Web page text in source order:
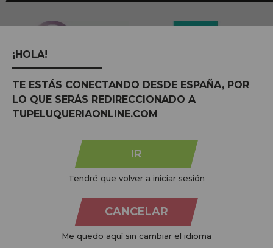
Tu Peluquería Online S.L.U.
dedicamo-nos à venda de
produtos para cabeleireiro e beleza, oferecendo uma vasta
gama ao seu alcance económico e profissional. Temos preços
+34 951 204 547
Atendimento ao cliente
¡HOLA!
TE ESTÁS CONECTANDO DESDE ESPAÑA, POR
LO QUE SERÁS REDIRECCIONADO A
TUPELUQUERIAONLINE.COM
IR
Tendré que volver a iniciar sesión
CANCELAR
Me quedo aquí sin cambiar el idioma